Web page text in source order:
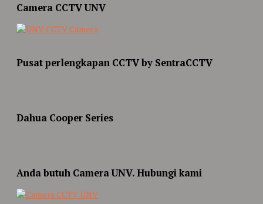
Camera CCTV UNV
Pusat perlengkapan CCTV by SentraCCTV
Dahua Cooper Series
Anda butuh Camera UNV. Hubungi kami